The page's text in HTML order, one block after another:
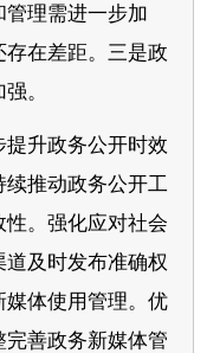
理需进一步加
在差距。三是政
。
提升政务公开时效
推动政务公开工
。强化应对社会
及时发布准确权
媒体使用管理。优
善政务新媒体管